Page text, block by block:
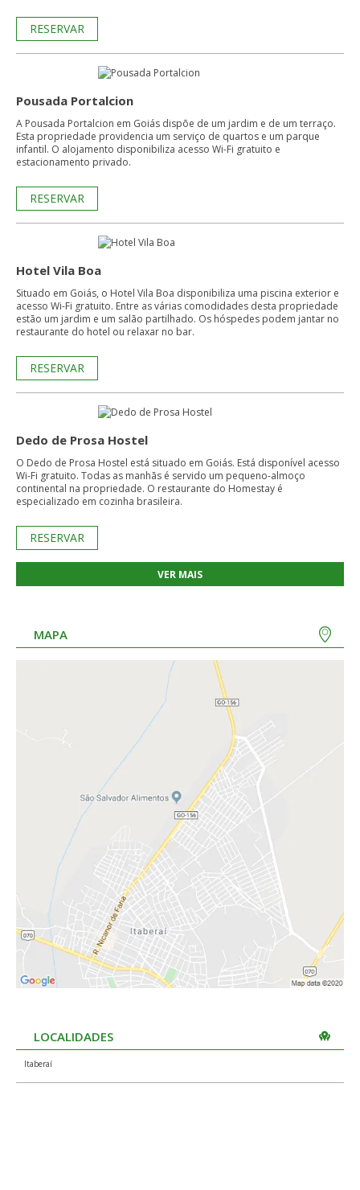
RESERVAR
Pousada Portalcion
A Pousada Portalcion em Goiás dispõe de um jardim e de um terraço.
Esta propriedade providencia um serviço de quartos e um parque
infantil. O alojamento disponibiliza acesso Wi-Fi gratuito e
estacionamento privado.
RESERVAR
Hotel Vila Boa
Situado em Goiás, o Hotel Vila Boa disponibiliza uma piscina exterior e
acesso Wi-Fi gratuito. Entre as várias comodidades desta propriedade
estão um jardim e um salão partilhado. Os hóspedes podem jantar no
restaurante do hotel ou relaxar no bar.
RESERVAR
Dedo de Prosa Hostel
O Dedo de Prosa Hostel está situado em Goiás. Está disponível acesso
Wi-Fi gratuito. Todas as manhãs é servido um pequeno-almoço
continental na propriedade. O restaurante do Homestay é
especializado em cozinha brasileira.
RESERVAR
VER MAIS
MAPA
LOCALIDADES
Itaberaí